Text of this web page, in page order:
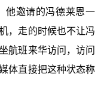
他邀请的冯德莱恩一
，走的时候也不让冯
航班来华访问，访问
体直接把这种状态称